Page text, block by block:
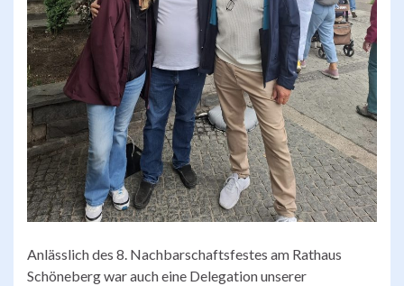
Anlässlich des 8. Nachbarschaftsfestes am Rathaus
Schöneberg war auch eine Delegation unserer